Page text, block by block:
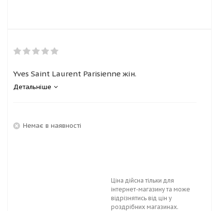
Yves Saint Laurent Parisienne жін.
Детальніше
Немає в наявності
Ціна дійсна тільки для
інтернет-магазину та може
відрізнятись від цін у
роздрібних магазинах.